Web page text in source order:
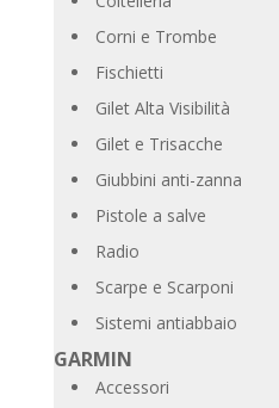
Corni e Trombe
Fischietti
Gilet Alta Visibilità
Gilet e Trisacche
Giubbini anti-zanna
Pistole a salve
Radio
Scarpe e Scarponi
Sistemi antiabbaio
GARMIN
Accessori